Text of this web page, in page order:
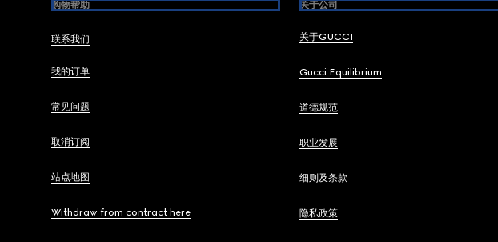
购物帮助
联系我们
我的订单
常见问题
取消订阅
站点地图
Withdraw from contract here
关于公司
关于GUCCI
Gucci Equilibrium
道德规范
职业发展
细则及条款
隐私政策